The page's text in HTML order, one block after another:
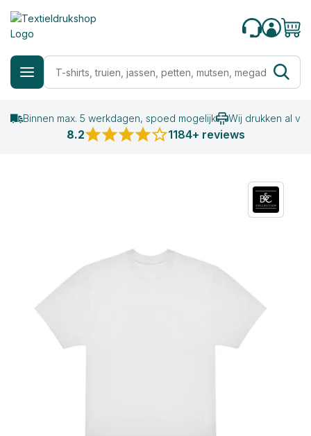
Binnen max. 5 werkdagen, spoed mogelijk Wij drukken al
8.2 1184+ reviews